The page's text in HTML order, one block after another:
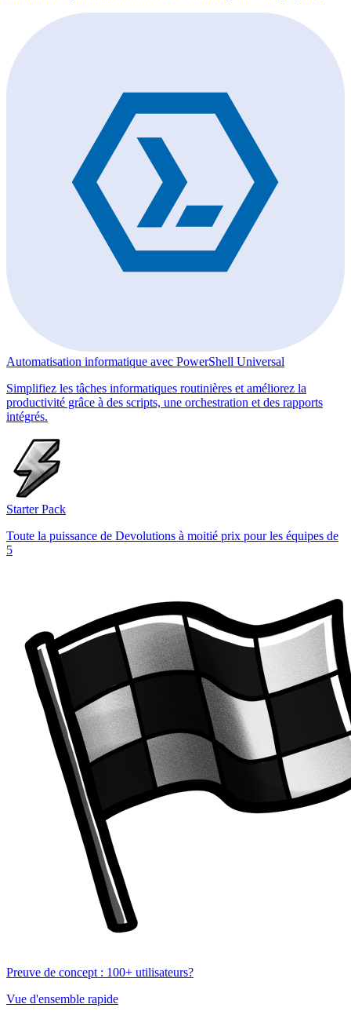
Automatisation informatique avec PowerShell Universal
Simplifiez les tâches informatiques routinières et améliorez la
productivité grâce à des scripts, une orchestration et des rapports
intégrés.
Starter Pack
Toute la puissance de Devolutions à moitié prix pour les équipes de
5
Preuve de concept : 100+ utilisateurs?
Vue d'ensemble rapide